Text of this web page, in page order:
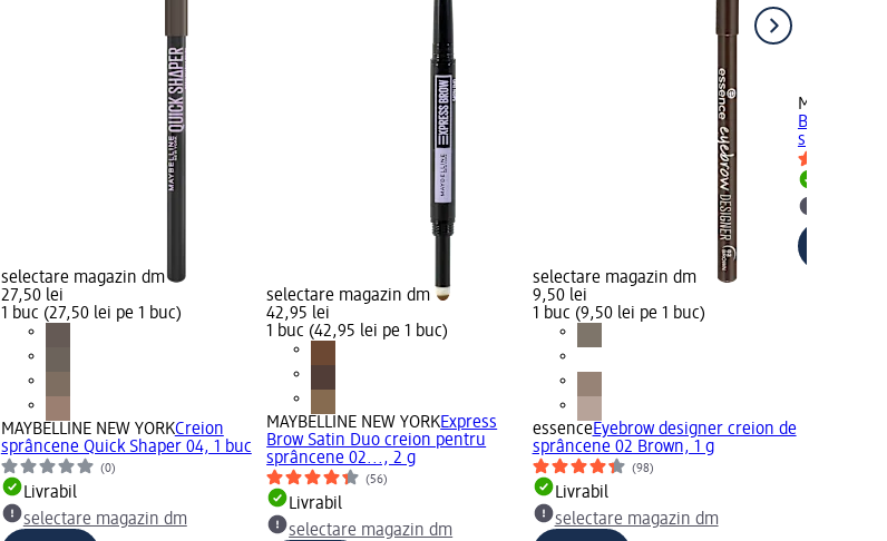
selectare magazin dm
27,50 lei
1 buc (27,50 lei pe 1 buc)
MAYBELLINE NEW YORKCreion
sprâncene Quick Shaper 04, 1 buc
(0)
Livrabil
selectare magazin dm
selectare magazin dm
42,95 lei
1 buc (42,95 lei pe 1 buc)
MAYBELLINE NEW YORKExpress
Brow Satin Duo creion pentru
sprâncene 02..., 2 g
(56)
Livrabil
selectare magazin dm
selectare magazin dm
9,50 lei
1 buc (9,50 lei pe 1 buc)
essenceEyebrow designer creion de
sprâncene 02 Brown, 1 g
(98)
Livrabil
selectare magazin dm
Brow
sprâncene